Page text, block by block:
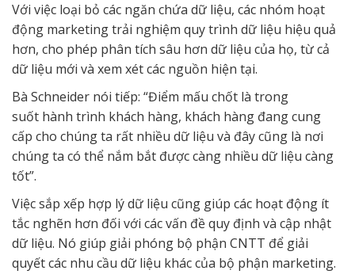
Với việc loại bỏ các ngăn chứa dữ liệu, các nhóm hoạt
động marketing trải nghiệm quy trình dữ liệu hiệu quả
hơn, cho phép phân tích sâu hơn dữ liệu của họ, từ cả
dữ liệu mới và xem xét các nguồn hiện tại.
Bà Schneider nói tiếp: “Điểm mấu chốt là trong
suốt hành trình khách hàng, khách hàng đang cung
cấp cho chúng ta rất nhiều dữ liệu và đây cũng là nơi
chúng ta có thể nắm bắt được càng nhiều dữ liệu càng
tốt”.
Việc sắp xếp hợp lý dữ liệu cũng giúp các hoạt động ít
tắc nghẽn hơn đối với các vấn đề quy định và cập nhật
dữ liệu. Nó giúp giải phóng bộ phận CNTT để giải
quyết các nhu cầu dữ liệu khác của bộ phận marketing.